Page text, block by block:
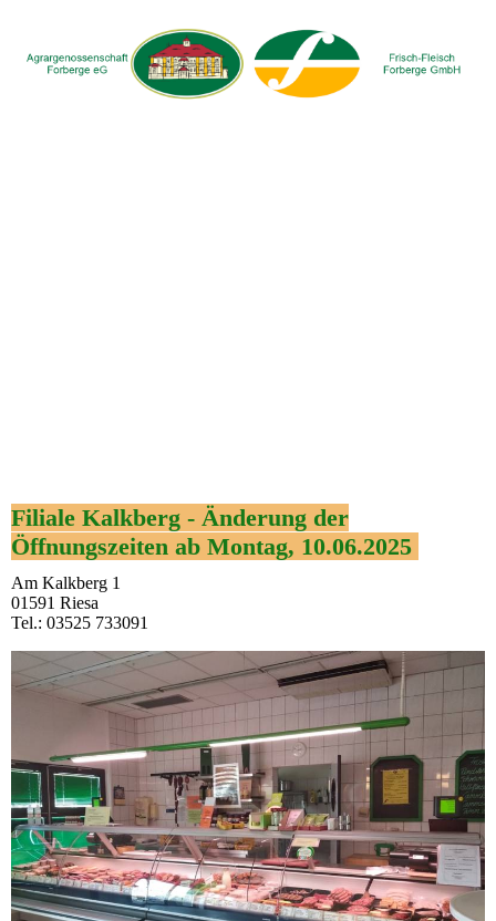
Filiale Kalkberg - Änderung der
Öffnungszeiten ab Montag, 10.06.2025
Am Kalkberg 1
01591 Riesa
Tel.: 03525 733091